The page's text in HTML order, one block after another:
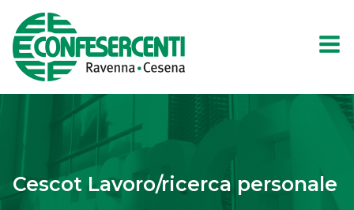
Cescot Lavoro/ricerca personale